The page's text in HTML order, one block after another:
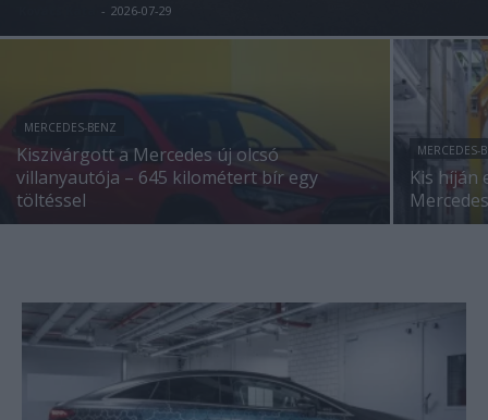
- 2026-07-29
MERCEDES-BENZ
Kiszivárgott a Mercedes új olcsó
villanyautója – 645 kilométert bír egy
töltéssel
MERCEDES-
Kis híján